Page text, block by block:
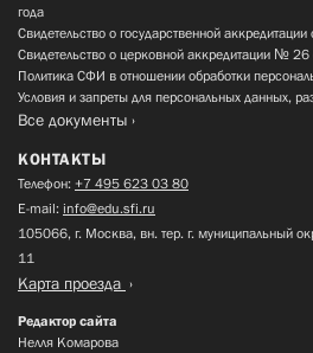
года
Свидетельство о государственной
Свидетельство о церковной аккредитации №
Политика СФИ в отношении обработки
Условия и запреты для персональных данных,
Все документы
КОНТАКТЫ
Телефон: +7 495 623 03 80
E-mail: info@edu.sfi.ru
105066, г. Москва, вн. тер. г. муниципальный
11
Карта проезда
Редактор сайта
Нелля Комарова